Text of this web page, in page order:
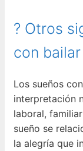
? Otros
con bailar
Los sueños
interpretación
laboral,
sueño se
la alegría que